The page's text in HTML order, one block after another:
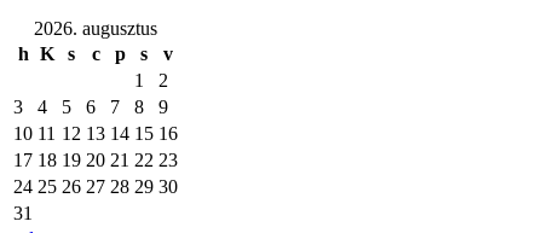
2026. augusztus
h K s c p s
v
1
2
3
4 5 6 7 8
9
10 11 12 13 14 15 16
17 18 19 20 21 22 23
24 25 26 27 28 29 30
31